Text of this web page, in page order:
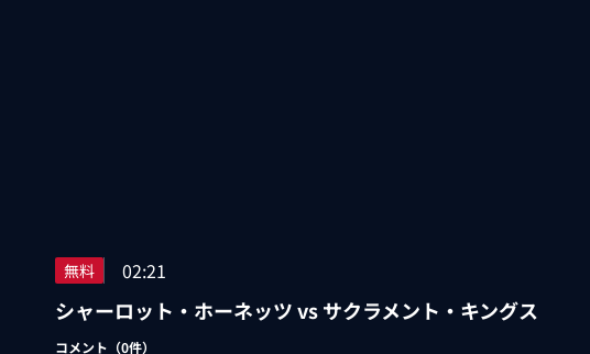
無料 02:21
シャーロット・ホーネッツ vs サクラメント・キングス
コメント（0件）